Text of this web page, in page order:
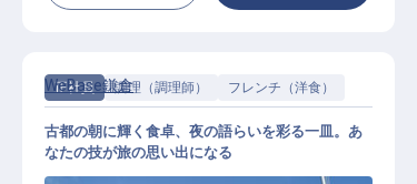
正社員 調理（調理師） フレンチ（洋食）
WeBase鎌倉
古都の朝に輝く食卓、夜の語らいを彩る一皿。あ
なたの技が旅の思い出になる